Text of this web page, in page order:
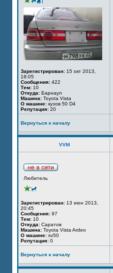
Зарегистрирован: 15 окт 2013,
18:05
Сообщения: 422
Тем: 10
Откуда: Барнаул
Машина: Toyota Vista
О машине: кузов 50 D4
Репутация: 20
Вернуться к началу
VVM
Любитель
Зарегистрирован: 13 июн 2013,
20:45
Сообщения: 97
Тем: 10
Откуда: Саратов
Машина: Toyota Vista Ardeo
О машине: sv50
Репутация: 0
Вернуться к началу